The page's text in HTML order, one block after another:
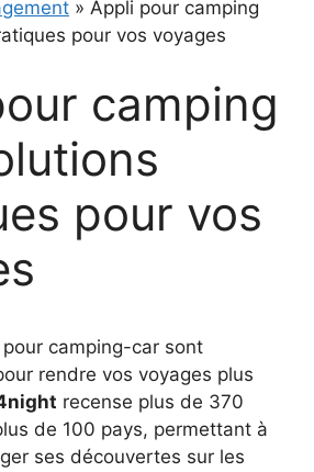
» Appli pour camping
pour vos voyages
camping
pour vos
camping-car sont
rendre vos voyages plus
recense plus de 370
de 100 pays, permettant à
ses découvertes sur les